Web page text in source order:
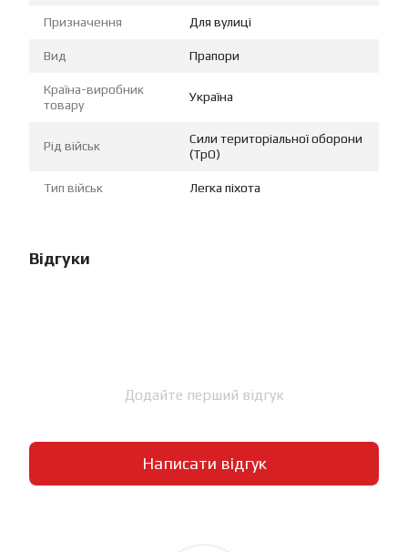
Призначення Для вулиці
Вид Прапори
Країна-виробник
товару
Україна
Рід військ
Сили територіальної оборони
(ТрО)
Тип військ Легка піхота
Відгуки
Додайте перший відгук
Написати відгук